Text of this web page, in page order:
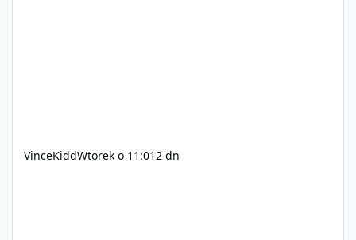
VinceKiddWtorek o 11:012 dn